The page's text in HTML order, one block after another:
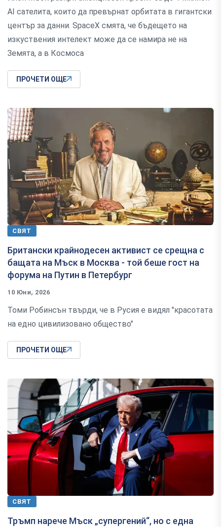
AI сателита, които да превърнат орбитата в гигантски
център за данни. SpaceX смята, че бъдещето на
изкуствения интелект може да се намира не на
Земята, а в Космоса
ПРОЧЕТИ ОЩЕ
СВЯТ
Британски крайнодесен активист се срещна с
бащата на Мъск в Москва - той беше гост на
форума на Путин в Петербург
10 Юни, 2026
Томи Робинсън твърди, че в Русия е видял "красотата
на едно цивилизовано общество"
ПРОЧЕТИ ОЩЕ
СВЯТ
Тръмп нарече Мъск „супергений“, но с една